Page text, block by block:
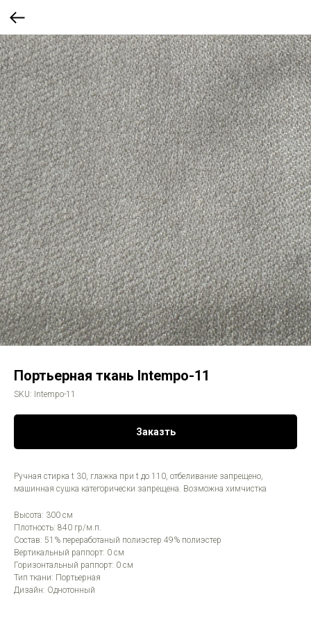
Портьерная ткань Intempo-11
SKU: Intempo-11
Заказть
Ручная стирка t 30, глажка при t до 110, отбеливание запрещено,
машинная сушка категорически запрещена. Возможна химчистка
Высота: 300 см
Плотность: 840 гр/м.п.
Состав: 51% переработаный полиэстер 49% полиэстер
Вертикальный раппорт: 0 см
Горизонтальный раппорт: 0 см
Тип ткани: Портьерная
Дизайн: Однотонный